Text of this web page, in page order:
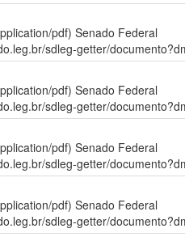
pdf) Senado Federal
sdleg-getter/
pdf) Senado Federal
sdleg-getter/
pdf) Senado Federal
sdleg-getter/
pdf) Senado Federal
sdleg-getter/